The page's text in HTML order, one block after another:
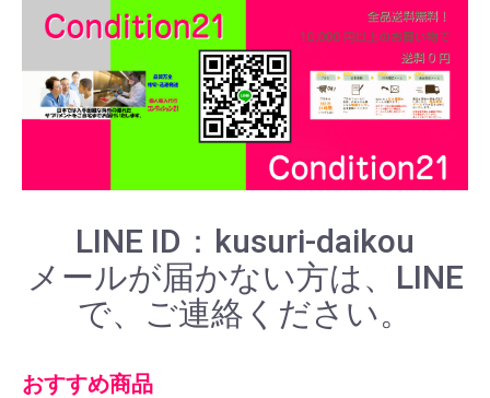
LINE ID：kusuri-daikou
メールが届かない方は、LINE
で、ご連絡ください。
おすすめ商品